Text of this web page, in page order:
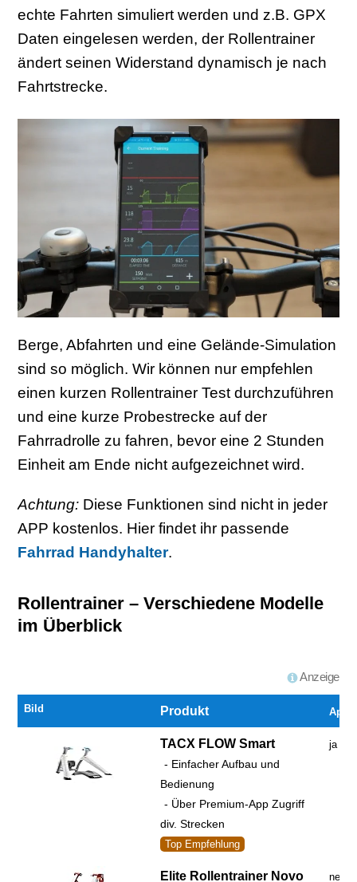
echte Fahrten simuliert werden und z.B. GPX
Daten eingelesen werden, der Rollentrainer
ändert seinen Widerstand dynamisch je nach
Fahrtstrecke.
Berge, Abfahrten und eine Gelände-Simulation
sind so möglich. Wir können nur empfehlen
einen kurzen Rollentrainer Test durchzuführen
und eine kurze Probestrecke auf der
Fahrradrolle zu fahren, bevor eine 2 Stunden
Einheit am Ende nicht aufgezeichnet wird.
Achtung: Diese Funktionen sind nicht in jeder
APP kostenlos. Hier findet ihr passende
Fahrrad Handyhalter.
Rollentrainer – Verschiedene Modelle
im Überblick
Anzeige
Bild Produkt App
TACX FLOW Smart
- Einfacher Aufbau und
Bedienung
- Über Premium-App Zugriff
div. Strecken
Top Empfehlung
ja
Elite Rollentrainer Novo nein